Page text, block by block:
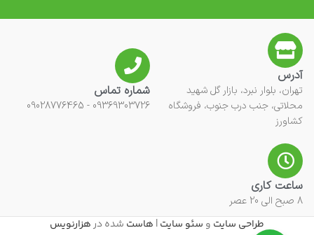
آدرس
تهران، بلوار نبرد، بازار گل شهید
محلاتی، جنب درب جنوب، فروشگاه
کشاورز
شماره تماس
09369303726 - 09028776465
ساعت کاری
8 صبح الی 20 عصر
طراحی سایت و سئو سایت| هاست شده درهزارنویس